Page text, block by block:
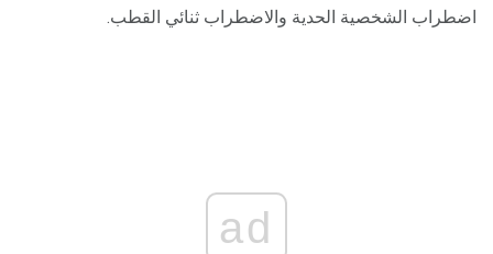
اضطراب الشخصية الحدية والاضطراب ثنائي القطب.
ad